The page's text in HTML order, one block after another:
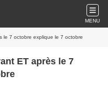
MENU
le 7 octobre explique le 7 octobre
ET après le 7